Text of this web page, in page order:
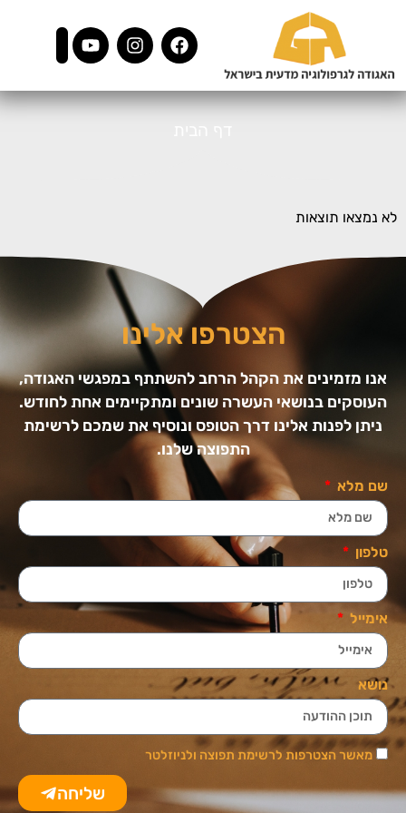
לא נמצאו תוצאות
הצטרפו אלינו
אנו מזמינים את הקהל הרחב להשתתף במפגשי האגודה,
העוסקים בנושאי העשרה שונים ומתקיימים אחת לחודש.
ניתן לפנות אלינו דרך הטופס ונוסיף את שמכם לרשימת
התפוצה שלנו.
שם מלא
טלפון
אימייל
נושא
מאשר הצטרפות לרשימת תפוצה ולניוזלטר
שליחה